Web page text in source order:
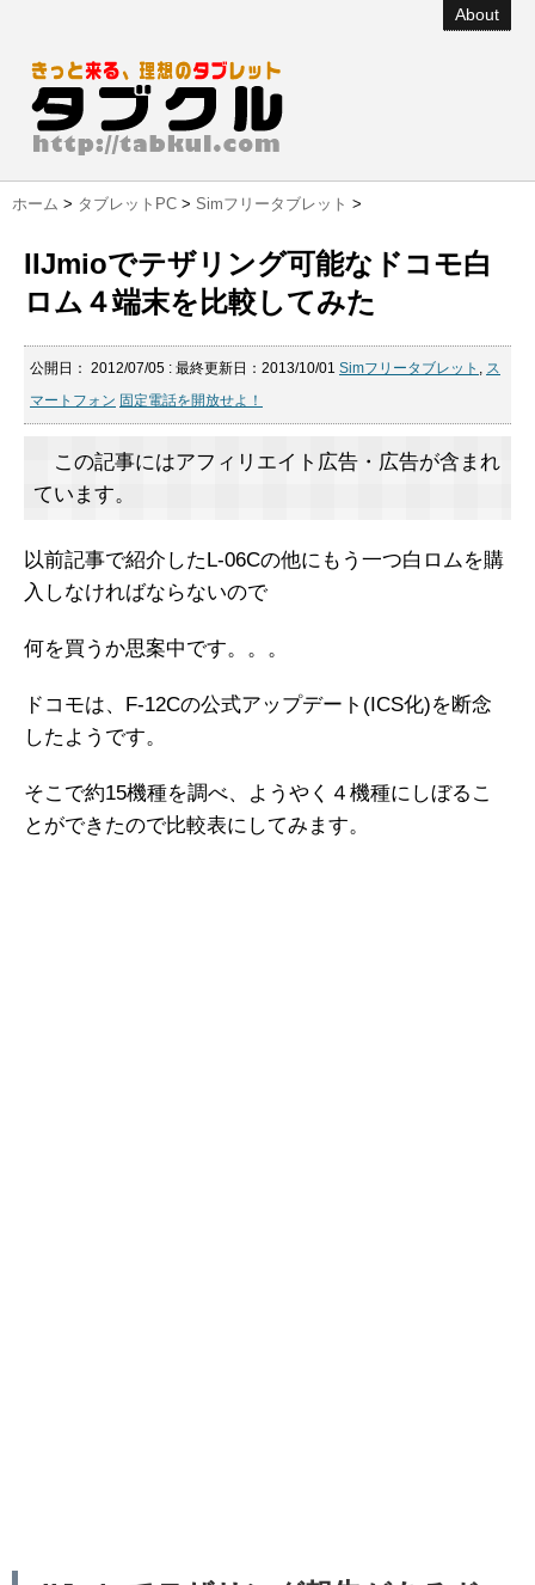
About
ホーム > タブレットPC > Simフリータブレット >
IIJmioでテザリング可能なドコモ白
ロム４端末を比較してみた
公開日： 2012/07/05 : 最終更新日：2013/10/01 Simフリータブレット , ス
マートフォン 固定電話を開放せよ！
この記事にはアフィリエイト広告・広告が含まれ
ています。
以前記事で紹介したL-06Cの他にもう一つ白ロムを購
入しなければならないので
何を買うか思案中です。。。
ドコモは、F-12Cの公式アップデート(ICS化)を断念
したようです。
そこで約15機種を調べ、ようやく４機種にしぼるこ
とができたので比較表にしてみます。